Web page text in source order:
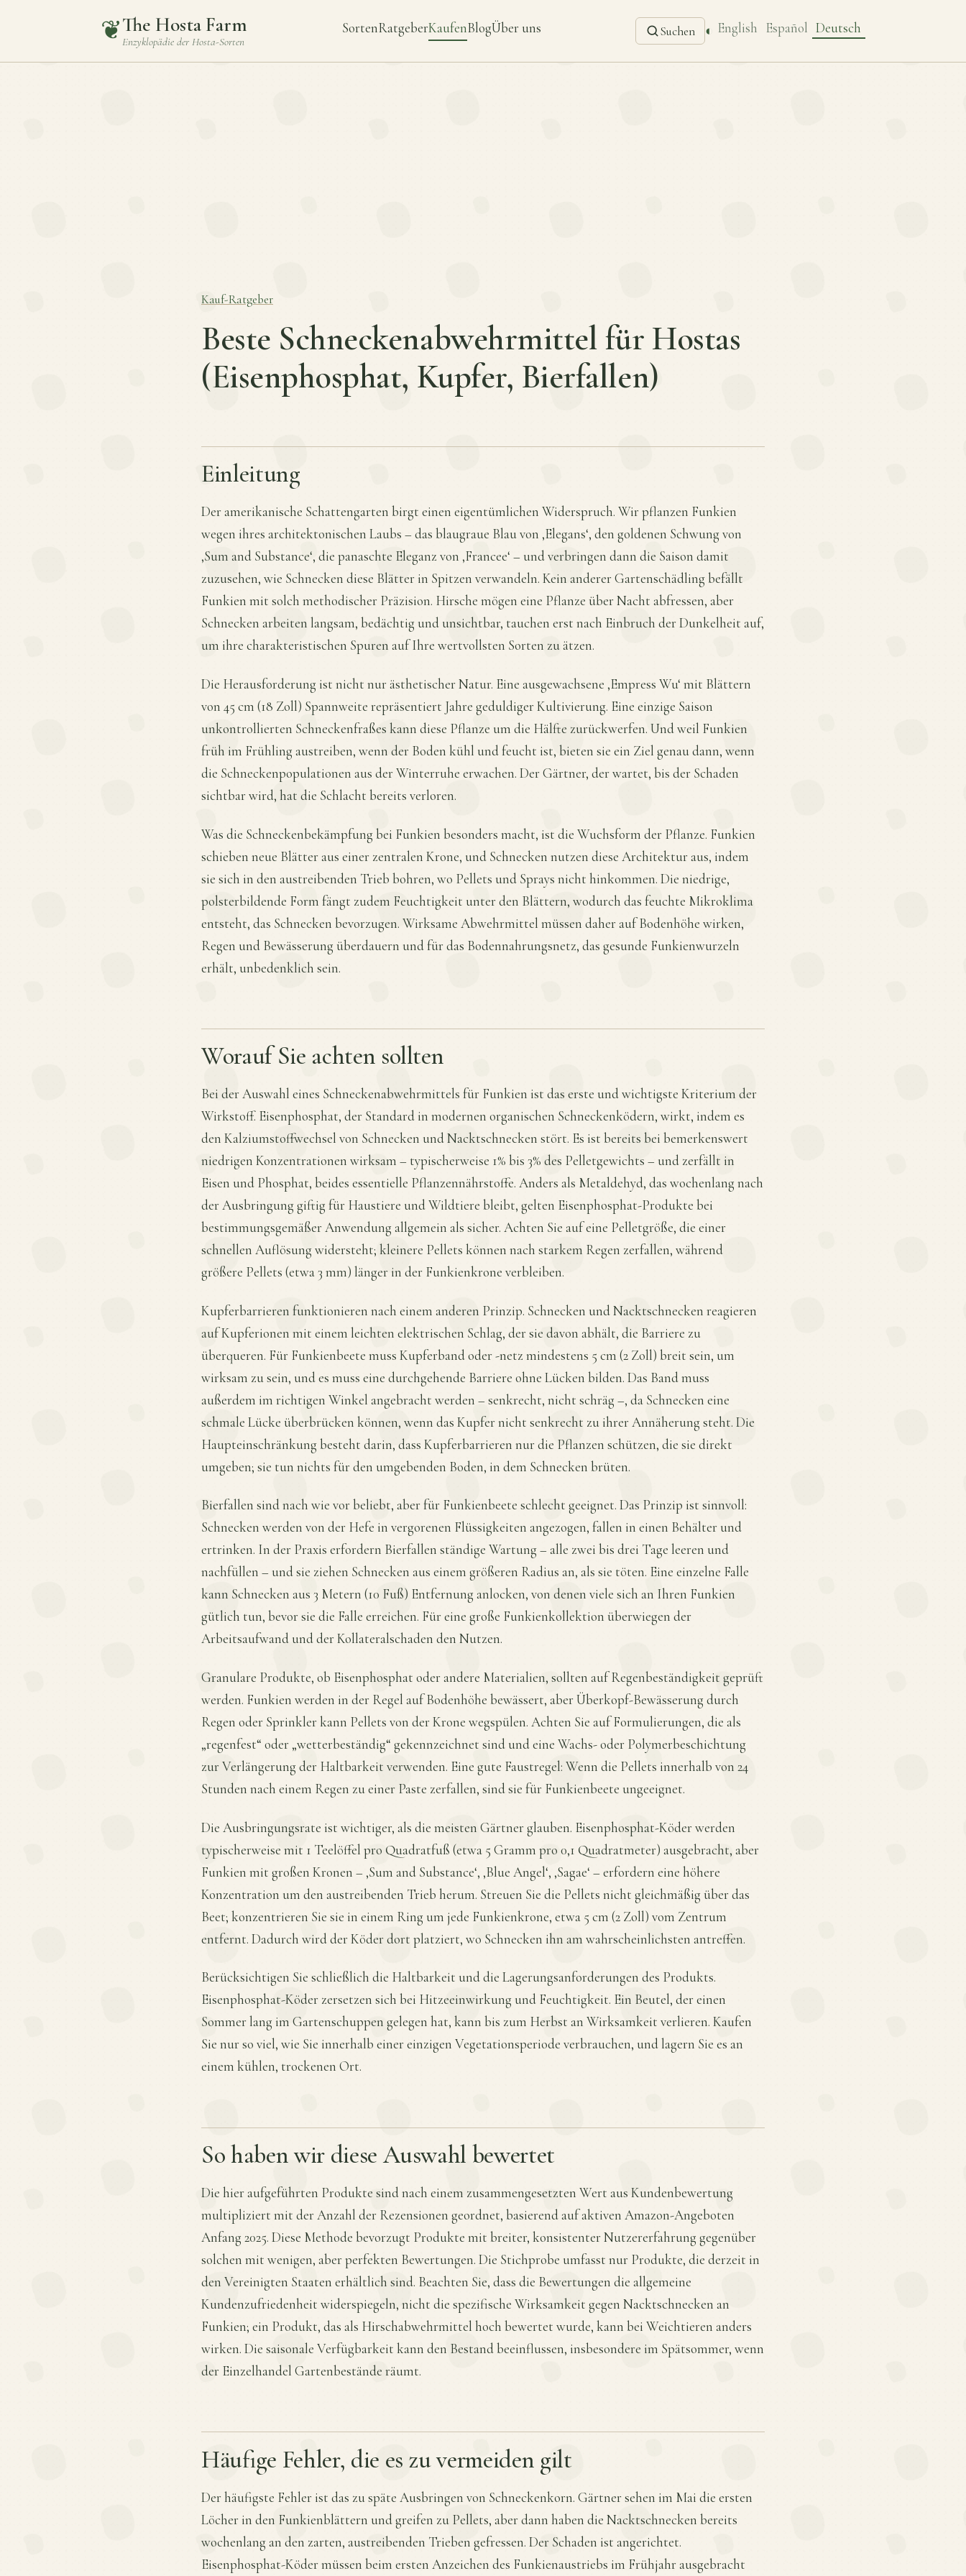
❦The Hosta Farm
Enzyklopädie der Hosta-Sorten
SortenRatgeberKaufenBlogÜber uns Suchen ◐ English Español Deutsch
Kauf-Ratgeber
Beste Schneckenabwehrmittel für Hostas
(Eisenphosphat, Kupfer, Bierfallen)
Einleitung
Der amerikanische Schattengarten birgt einen eigentümlichen Widerspruch. Wir pflanzen Funkien
wegen ihres architektonischen Laubs – das blaugraue Blau von ‚Elegans‘, den goldenen Schwung von
‚Sum and Substance‘, die panaschte Eleganz von ‚Francee‘ – und verbringen dann die Saison damit
zuzusehen, wie Schnecken diese Blätter in Spitzen verwandeln. Kein anderer Gartenschädling befällt
Funkien mit solch methodischer Präzision. Hirsche mögen eine Pflanze über Nacht abfressen, aber
Schnecken arbeiten langsam, bedächtig und unsichtbar, tauchen erst nach Einbruch der Dunkelheit auf,
um ihre charakteristischen Spuren auf Ihre wertvollsten Sorten zu ätzen.
Die Herausforderung ist nicht nur ästhetischer Natur. Eine ausgewachsene ‚Empress Wu‘ mit Blättern
von 45 cm (18 Zoll) Spannweite repräsentiert Jahre geduldiger Kultivierung. Eine einzige Saison
unkontrollierten Schneckenfraßes kann diese Pflanze um die Hälfte zurückwerfen. Und weil Funkien
früh im Frühling austreiben, wenn der Boden kühl und feucht ist, bieten sie ein Ziel genau dann, wenn
die Schneckenpopulationen aus der Winterruhe erwachen. Der Gärtner, der wartet, bis der Schaden
sichtbar wird, hat die Schlacht bereits verloren.
Was die Schneckenbekämpfung bei Funkien besonders macht, ist die Wuchsform der Pflanze. Funkien
schieben neue Blätter aus einer zentralen Krone, und Schnecken nutzen diese Architektur aus, indem
sie sich in den austreibenden Trieb bohren, wo Pellets und Sprays nicht hinkommen. Die niedrige,
polsterbildende Form fängt zudem Feuchtigkeit unter den Blättern, wodurch das feuchte Mikroklima
entsteht, das Schnecken bevorzugen. Wirksame Abwehrmittel müssen daher auf Bodenhöhe wirken,
Regen und Bewässerung überdauern und für das Bodennahrungsnetz, das gesunde Funkienwurzeln
erhält, unbedenklich sein.
Worauf Sie achten sollten
Bei der Auswahl eines Schneckenabwehrmittels für Funkien ist das erste und wichtigste Kriterium der
Wirkstoff. Eisenphosphat, der Standard in modernen organischen Schneckenködern, wirkt, indem es
den Kalziumstoffwechsel von Schnecken und Nacktschnecken stört. Es ist bereits bei bemerkenswert
niedrigen Konzentrationen wirksam – typischerweise 1% bis 3% des Pelletgewichts – und zerfällt in
Eisen und Phosphat, beides essentielle Pflanzennährstoffe. Anders als Metaldehyd, das wochenlang nach
der Ausbringung giftig für Haustiere und Wildtiere bleibt, gelten Eisenphosphat-Produkte bei
bestimmungsgemäßer Anwendung allgemein als sicher. Achten Sie auf eine Pelletgröße, die einer
schnellen Auflösung widersteht; kleinere Pellets können nach starkem Regen zerfallen, während
größere Pellets (etwa 3 mm) länger in der Funkienkrone verbleiben.
Kupferbarrieren funktionieren nach einem anderen Prinzip. Schnecken und Nacktschnecken reagieren
auf Kupferionen mit einem leichten elektrischen Schlag, der sie davon abhält, die Barriere zu
überqueren. Für Funkienbeete muss Kupferband oder -netz mindestens 5 cm (2 Zoll) breit sein, um
wirksam zu sein, und es muss eine durchgehende Barriere ohne Lücken bilden. Das Band muss
außerdem im richtigen Winkel angebracht werden – senkrecht, nicht schräg –, da Schnecken eine
schmale Lücke überbrücken können, wenn das Kupfer nicht senkrecht zu ihrer Annäherung steht. Die
Haupteinschränkung besteht darin, dass Kupferbarrieren nur die Pflanzen schützen, die sie direkt
umgeben; sie tun nichts für den umgebenden Boden, in dem Schnecken brüten.
Bierfallen sind nach wie vor beliebt, aber für Funkienbeete schlecht geeignet. Das Prinzip ist sinnvoll:
Schnecken werden von der Hefe in vergorenen Flüssigkeiten angezogen, fallen in einen Behälter und
ertrinken. In der Praxis erfordern Bierfallen ständige Wartung – alle zwei bis drei Tage leeren und
nachfüllen – und sie ziehen Schnecken aus einem größeren Radius an, als sie töten. Eine einzelne Falle
kann Schnecken aus 3 Metern (10 Fuß) Entfernung anlocken, von denen viele sich an Ihren Funkien
gütlich tun, bevor sie die Falle erreichen. Für eine große Funkienkollektion überwiegen der
Arbeitsaufwand und der Kollateralschaden den Nutzen.
Granulare Produkte, ob Eisenphosphat oder andere Materialien, sollten auf Regenbeständigkeit geprüft
werden. Funkien werden in der Regel auf Bodenhöhe bewässert, aber Überkopf-Bewässerung durch
Regen oder Sprinkler kann Pellets von der Krone wegspülen. Achten Sie auf Formulierungen, die als
„regenfest“ oder „wetterbeständig“ gekennzeichnet sind und eine Wachs- oder Polymerbeschichtung
zur Verlängerung der Haltbarkeit verwenden. Eine gute Faustregel: Wenn die Pellets innerhalb von 24
Stunden nach einem Regen zu einer Paste zerfallen, sind sie für Funkienbeete ungeeignet.
Die Ausbringungsrate ist wichtiger, als die meisten Gärtner glauben. Eisenphosphat-Köder werden
typischerweise mit 1 Teelöffel pro Quadratfuß (etwa 5 Gramm pro 0,1 Quadratmeter) ausgebracht, aber
Funkien mit großen Kronen – ‚Sum and Substance‘, ‚Blue Angel‘, ‚Sagae‘ – erfordern eine höhere
Konzentration um den austreibenden Trieb herum. Streuen Sie die Pellets nicht gleichmäßig über das
Beet; konzentrieren Sie sie in einem Ring um jede Funkienkrone, etwa 5 cm (2 Zoll) vom Zentrum
entfernt. Dadurch wird der Köder dort platziert, wo Schnecken ihn am wahrscheinlichsten antreffen.
Berücksichtigen Sie schließlich die Haltbarkeit und die Lagerungsanforderungen des Produkts.
Eisenphosphat-Köder zersetzen sich bei Hitzeeinwirkung und Feuchtigkeit. Ein Beutel, der einen
Sommer lang im Gartenschuppen gelegen hat, kann bis zum Herbst an Wirksamkeit verlieren. Kaufen
Sie nur so viel, wie Sie innerhalb einer einzigen Vegetationsperiode verbrauchen, und lagern Sie es an
einem kühlen, trockenen Ort.
So haben wir diese Auswahl bewertet
Die hier aufgeführten Produkte sind nach einem zusammengesetzten Wert aus Kundenbewertung
multipliziert mit der Anzahl der Rezensionen geordnet, basierend auf aktiven Amazon-Angeboten
Anfang 2025. Diese Methode bevorzugt Produkte mit breiter, konsistenter Nutzererfahrung gegenüber
solchen mit wenigen, aber perfekten Bewertungen. Die Stichprobe umfasst nur Produkte, die derzeit in
den Vereinigten Staaten erhältlich sind. Beachten Sie, dass die Bewertungen die allgemeine
Kundenzufriedenheit widerspiegeln, nicht die spezifische Wirksamkeit gegen Nacktschnecken an
Funkien; ein Produkt, das als Hirschabwehrmittel hoch bewertet wurde, kann bei Weichtieren anders
wirken. Die saisonale Verfügbarkeit kann den Bestand beeinflussen, insbesondere im Spätsommer, wenn
der Einzelhandel Gartenbestände räumt.
Häufige Fehler, die es zu vermeiden gilt
Der häufigste Fehler ist das zu späte Ausbringen von Schneckenkorn. Gärtner sehen im Mai die ersten
Löcher in den Funkienblättern und greifen zu Pellets, aber dann haben die Nacktschnecken bereits
wochenlang an den zarten, austreibenden Trieben gefressen. Der Schaden ist angerichtet.
Eisenphosphat-Köder müssen beim ersten Anzeichen des Funkienaustriebs im Frühjahr ausgebracht